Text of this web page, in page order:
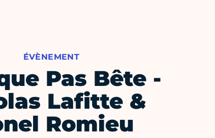
ÉVÈNEMENT
Pas Bête -
Lafitte &
Romieu